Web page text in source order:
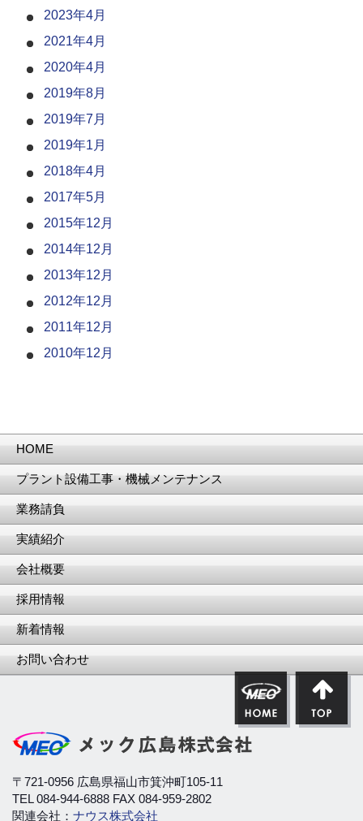
2023年4月
2021年4月
2020年4月
2019年8月
2019年7月
2019年1月
2018年4月
2017年5月
2015年12月
2014年12月
2013年12月
2012年12月
2011年12月
2010年12月
HOME
プラント設備工事・機械メンテナンス
業務請負
実績紹介
会社概要
採用情報
新着情報
お問い合わせ
〒721-0956 広島県福山市箕沖町105-11
TEL 084-944-6888 FAX 084-959-2802
関連会社： ナウス株式会社